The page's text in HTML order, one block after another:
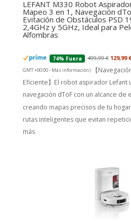
LEFANT M330 Robot
Mapeo 3 en 1, Navegación
Evitación de Obstáculos PSD
2,4GHz y 5GHz, Ideal para
Alfombras
74% Fuera 499,99 € 129,99 €
GMT +00:00 - Más información)
【
Eficiente】El robot aspirador Lefant
navegación dToF con un alcance de
creando mapas precisos de tu
rutas inteligentes que evitan
más